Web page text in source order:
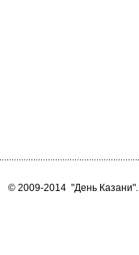
© 2009-2014 "День Казани".